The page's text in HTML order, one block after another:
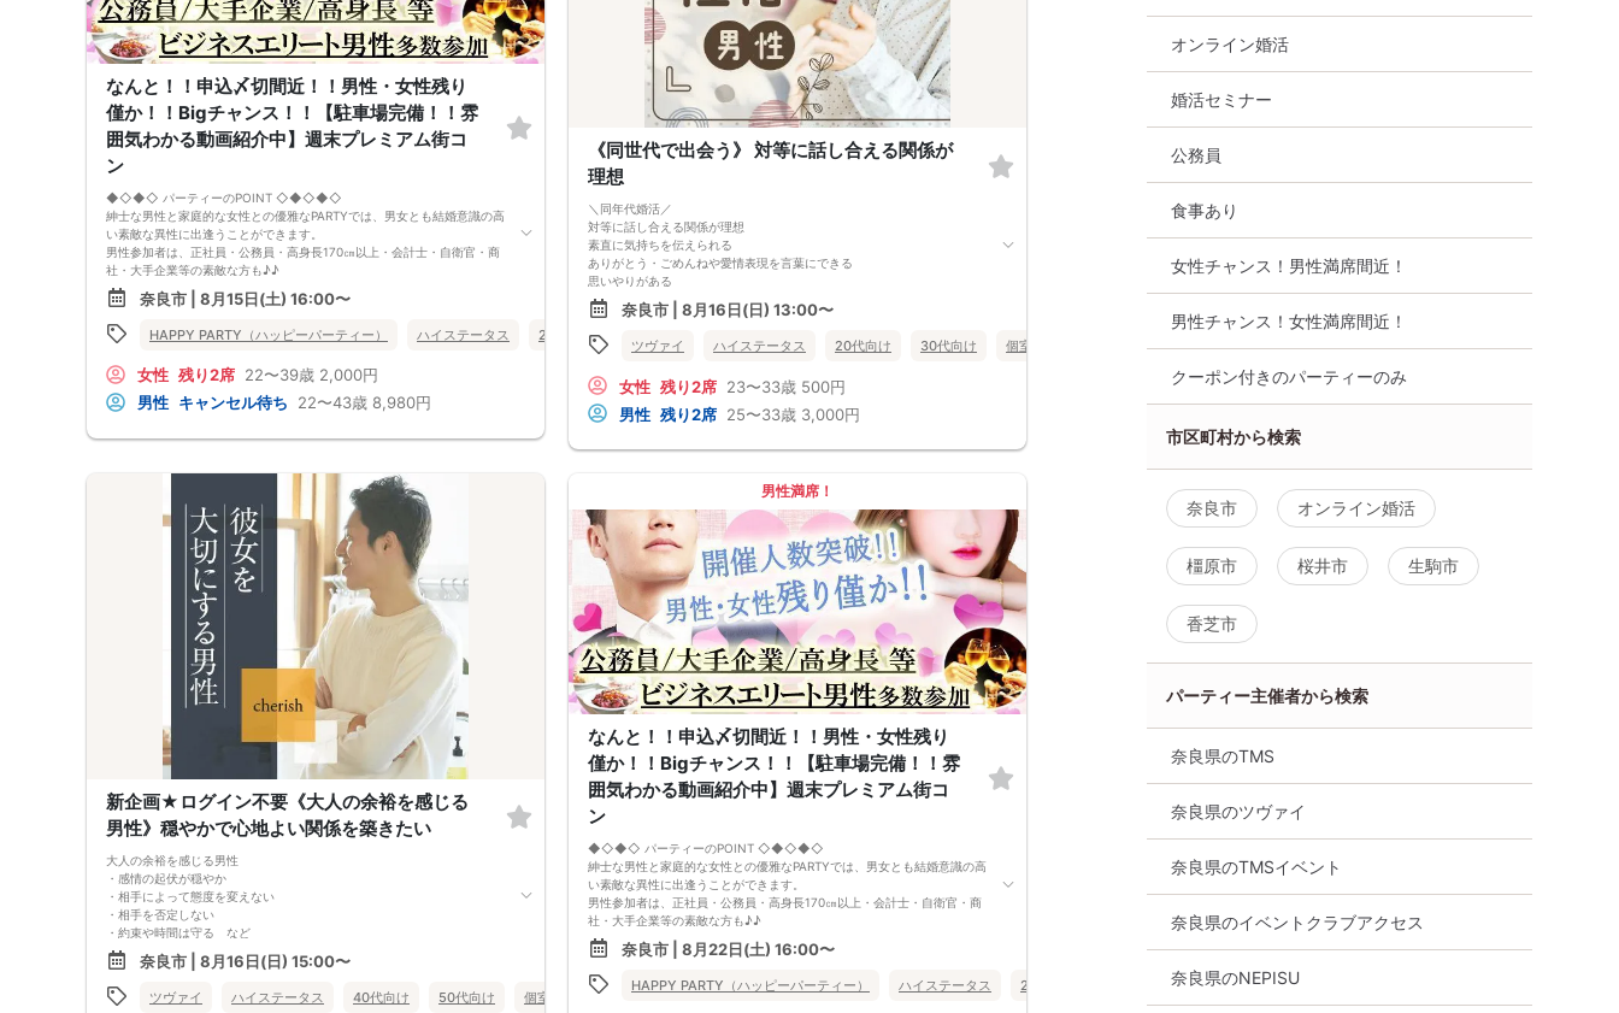
なんと！！申込〆切間近！！男性・女性残り
僅か！！Bigチャンス！！【駐車場完備！！雰
囲気わかる動画紹介中】週末プレミアム街コ
ン
◆◇◆◇ パーティーのPOINT ◇◆◇◆◇
紳士な男性と家庭的な女性との優雅なPARTYでは、男女とも結婚意識の高
い素敵な異性に出逢うことができます。
男性参加者は、正社員・公務員・高身長170㎝以上・会計士・自衛官・商
社・大手企業等の素敵な方も♪♪
ゆったりとお話できる空間は、恋活・婚活にピッタリ♪♪ 飲食付きで男
女の仲も深まります♪
定期的に席替えをして全員の方と交流して頂き、連絡先の交換も自由です
♪
【恋人のいる方・事実婚・同棲中・離婚調停中etc.の方はご遠慮下さ
い。】
◇◆◇◆◇◆◇◆◇◆◇◆◇◆◇◆◇◆◇
□当日現金支払いの方は受付にて参加費をお支払い下さい。
□中止判断タイミング
開催当日13：00までに最少催行人数に満たない場合
または13：00以降にキャンセルにより最少催行人数を下回った場合
は、中止といたします。
□最少催行人数が男性2名・女性2名以上からとなっております。
（男女比の調整を行っておりますが、キャンセル等によって変動がある場
合がございます。原則、男女比に関わらず,最少催行人数を下回った場合
に限り、「中止」及び「返金」させて頂きます。）
奈良市 | 8月15日(土) 16:00〜
HAPPY PARTY（ハッピーパーティー） ハイステータス 20代向け
女性 残り2席 22〜39歳 2,000円
男性 キャンセル待ち 22〜43歳 8,980円
《同世代で出会う》 対等に話し合える関係が
理想
＼同年代婚活／
対等に話し合える関係が理想
素直に気持ちを伝えられる
ありがとう・ごめんねや愛情表現を言葉にできる
思いやりがある
好きなことや価値観を否定しないで尊重してくれる
対等に何でも言いあえる
思った事は我慢せず
お互いの意見に耳を傾けることができる
結婚までの期間もある程度見据えているから、
互いに話もスムーズに進みそう。
～恋して結婚までの道のりを二人で～
奈良市 | 8月16日(日) 13:00〜
ツヴァイ ハイステータス 20代向け 30代向け 個室 奈良県 奈良市
女性 残り2席 23〜33歳 500円
男性 残り2席 25〜33歳 3,000円
新企画★ログイン不要《大人の余裕を感じる
男性》穏やかで心地よい関係を築きたい
大人の余裕を感じる男性
・感情の起伏が穏やか
・相手によって態度を変えない
・相手を否定しない
・約束や時間は守る など
そして＆hellip＆＆
小さなことにも「ありがとう」を忘れない、
感謝の気持ちを大切にする女性がお集まり
これから先を穏やかに支え合える
奈良市 | 8月16日(日) 15:00〜
ツヴァイ ハイステータス 40代向け 50代向け 個室 奈良県 奈良市
男性満席！
なんと！！申込〆切間近！！男性・女性残り
僅か！！Bigチャンス！！【駐車場完備！！雰
囲気わかる動画紹介中】週末プレミアム街コ
ン
◆◇◆◇ パーティーのPOINT ◇◆◇◆◇
紳士な男性と家庭的な女性との優雅なPARTYでは、男女とも結婚意識の高
い素敵な異性に出逢うことができます。
男性参加者は、正社員・公務員・高身長170㎝以上・会計士・自衛官・商
社・大手企業等の素敵な方も♪♪
ゆったりとお話できる空間は、恋活・婚活にピッタリ♪♪ 飲食付きで男
女の仲も深まります♪
定期的に席替えをして全員の方と交流して頂き、連絡先の交換も自由です
♪
奈良市 | 8月22日(土) 16:00〜
HAPPY PARTY（ハッピーパーティー） ハイステータス 20代向け 街コン 奈良県
オンライン婚活
婚活セミナー
公務員
食事あり
女性チャンス！男性満席間近！
男性チャンス！女性満席間近！
クーポン付きのパーティーのみ
市区町村から検索
奈良市 オンライン婚活
橿原市 桜井市 生駒市
香芝市
パーティー主催者から検索
奈良県のTMS
奈良県のツヴァイ
奈良県のTMSイベント
奈良県のイベントクラブアクセス
奈良県のNEPISU